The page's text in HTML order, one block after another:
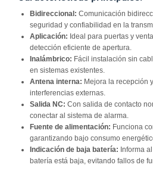
Bidireccional: Comunicación
seguridad y confiabilidad en la
Aplicación: Ideal para puertas y
detección eficiente de apertura.
Inalámbrico: Fácil instalación sin
en sistemas existentes.
Antena interna: Mejora la recepción
interferencias externas.
Salida NC: Con salida de contacto
conectar al sistema de alarma.
Fuente de alimentación: Funciona
garantizando bajo consumo
Indicación de baja batería: Informa
batería está baja, evitando fallos de